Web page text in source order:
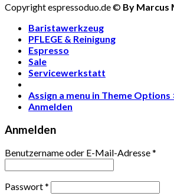
Copyright espressoduo.de © By Marcus
Baristawerkzeug
PFLEGE & Reinigung
Espresso
Sale
Servicewerkstatt
Assign a menu in Theme Options
Anmelden
Anmelden
Benutzername oder E-Mail-Adresse*
Passwort*